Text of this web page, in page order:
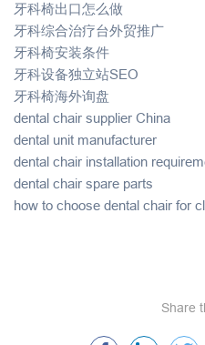
牙科椅出口怎么做
牙科综合治疗台外贸推广
牙科椅安装条件
牙科设备独立站SEO
牙科椅海外询盘
dental chair supplier China
dental unit manufacturer
dental chair installation
dental chair spare parts
how to choose dental chair for
Share